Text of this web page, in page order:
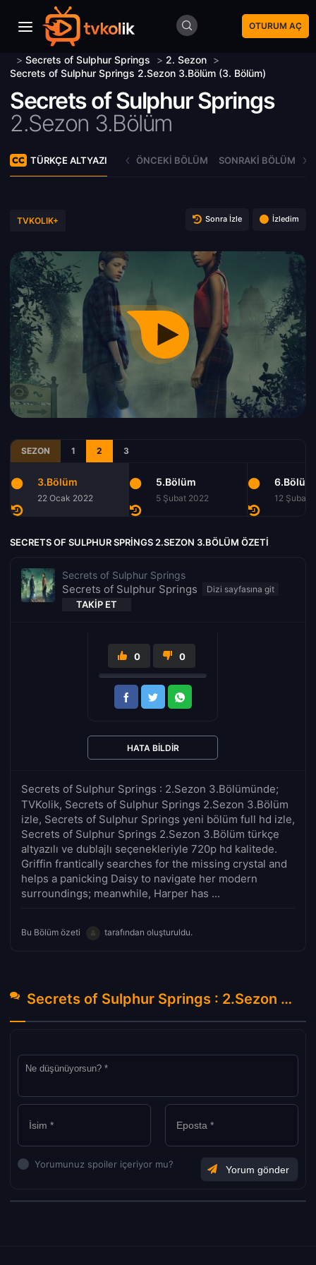
OTURUM AÇ
> Secrets of Sulphur Springs > 2. Sezon >
Secrets of Sulphur Springs 2.Sezon 3.Bölüm (3. Bölüm)
Secrets of Sulphur Springs
2.Sezon 3.Bölüm
TÜRKÇE ALTYAZI ÖNCEKI BÖLÜM SONRAKI BÖLÜM
TVKOLIK+ Sonra İzle İzledim
SEZON 1 2 3
3.Bölüm
22 Ocak 2022
5.Bölüm
5 Şubat 2022
6.Bölüm
12 Şubat
SECRETS OF SULPHUR SPRINGS 2.SEZON 3.BÖLÜM ÖZETI
Secrets of Sulphur Springs
Secrets of Sulphur Springs
TAKIP ET
Secrets of Sulphur Springs : 2.Sezon 3.Bölümünde;
TVKolik, Secrets of Sulphur Springs 2.Sezon 3.Bölüm
izle, Secrets of Sulphur Springs yeni bölüm full hd izle,
Secrets of Sulphur Springs 2.Sezon 3.Bölüm türkçe
altyazılı ve dublajlı seçenekleriyle 720p hd kalitede.
Griffin frantically searches for the missing crystal and
helps a panicking Daisy to navigate her modern
surroundings; meanwhile, Harper has ...
Bu Bölüm özeti tarafından oluşturuldu.
0 0
HATA BILDIR
Secrets of Sulphur Springs : 2.Sezon 3.Bölüm Hakkında Yorumlar
Yorumunuz spoiler içeriyor mu?